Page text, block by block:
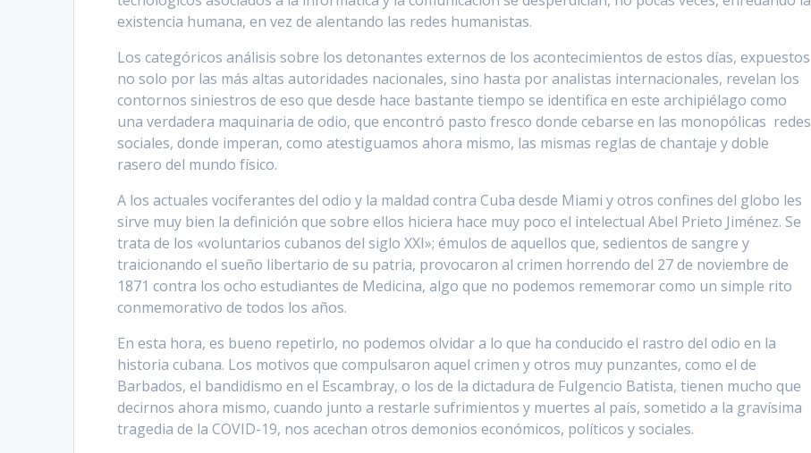
existencia humana, en vez de alentando las redes humanistas.
Los categóricos análisis sobre los detonantes externos de los acontecimientos de estos días, expuestos
no solo por las más altas autoridades nacionales, sino hasta por analistas internacionales, revelan los
contornos siniestros de eso que desde hace bastante tiempo se identifica en este archipiélago como
una verdadera maquinaria de odio, que encontró pasto fresco donde cebarse en las monopólicas redes
sociales, donde imperan, como atestiguamos ahora mismo, las mismas reglas de chantaje y doble
rasero del mundo físico.
A los actuales vociferantes del odio y la maldad contra Cuba desde Miami y otros confines del globo les
sirve muy bien la definición que sobre ellos hiciera hace muy poco el intelectual Abel Prieto Jiménez. Se
trata de los «voluntarios cubanos del siglo XXI»; émulos de aquellos que, sedientos de sangre y
traicionando el sueño libertario de su patria, provocaron al crimen horrendo del 27 de noviembre de
1871 contra los ocho estudiantes de Medicina, algo que no podemos rememorar como un simple rito
conmemorativo de todos los años.
En esta hora, es bueno repetirlo, no podemos olvidar a lo que ha conducido el rastro del odio en la
historia cubana. Los motivos que compulsaron aquel crimen y otros muy punzantes, como el de
Barbados, el bandidismo en el Escambray, o los de la dictadura de Fulgencio Batista, tienen mucho que
decirnos ahora mismo, cuando junto a restarle sufrimientos y muertes al país, sometido a la gravísima
tragedia de la COVID-19, nos acechan otros demonios económicos, políticos y sociales.